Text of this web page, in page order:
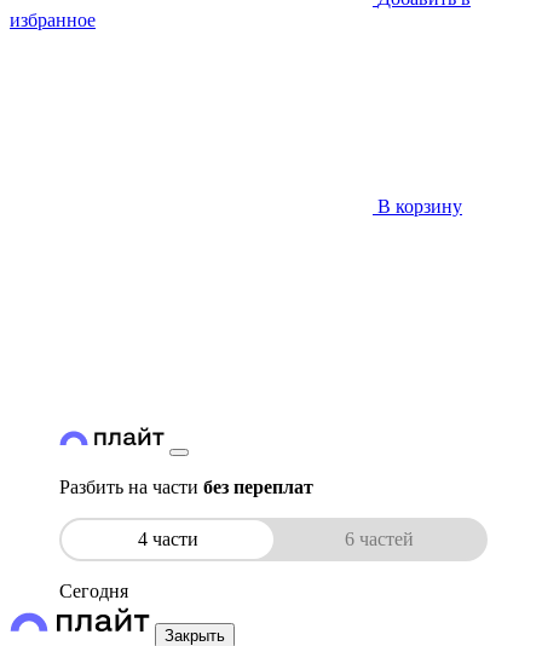
избранное
В корзину
Разбить на части без переплат
4 части 6 частей
Сегодня
Закрыть